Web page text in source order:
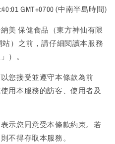
GMT+0700 (中南半島時間)
納美 保健食品（東方神仙有限
）之前，請仔細閱讀本服務
）。
您接受並遵守本條款為前
用本服務的訪客、使用者及
示您同意受本條款約束。若
不得存取本服務。